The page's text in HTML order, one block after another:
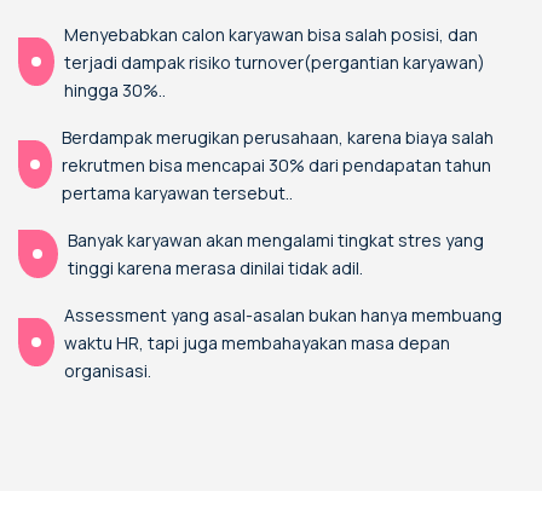
Menyebabkan calon karyawan bisa salah posisi, dan
terjadi dampak risiko turnover(pergantian karyawan)
hingga 30%..
Berdampak merugikan perusahaan, karena biaya salah
rekrutmen bisa mencapai 30% dari pendapatan tahun
pertama karyawan tersebut..
Banyak karyawan akan mengalami tingkat stres yang
tinggi karena merasa dinilai tidak adil.
Assessment yang asal-asalan bukan hanya membuang
waktu HR, tapi juga membahayakan masa depan
organisasi.